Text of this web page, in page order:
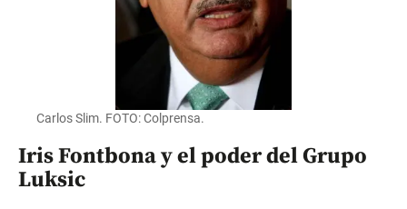
Carlos Slim. FOTO: Colprensa.
Iris Fontbona y el poder del Grupo
Luksic